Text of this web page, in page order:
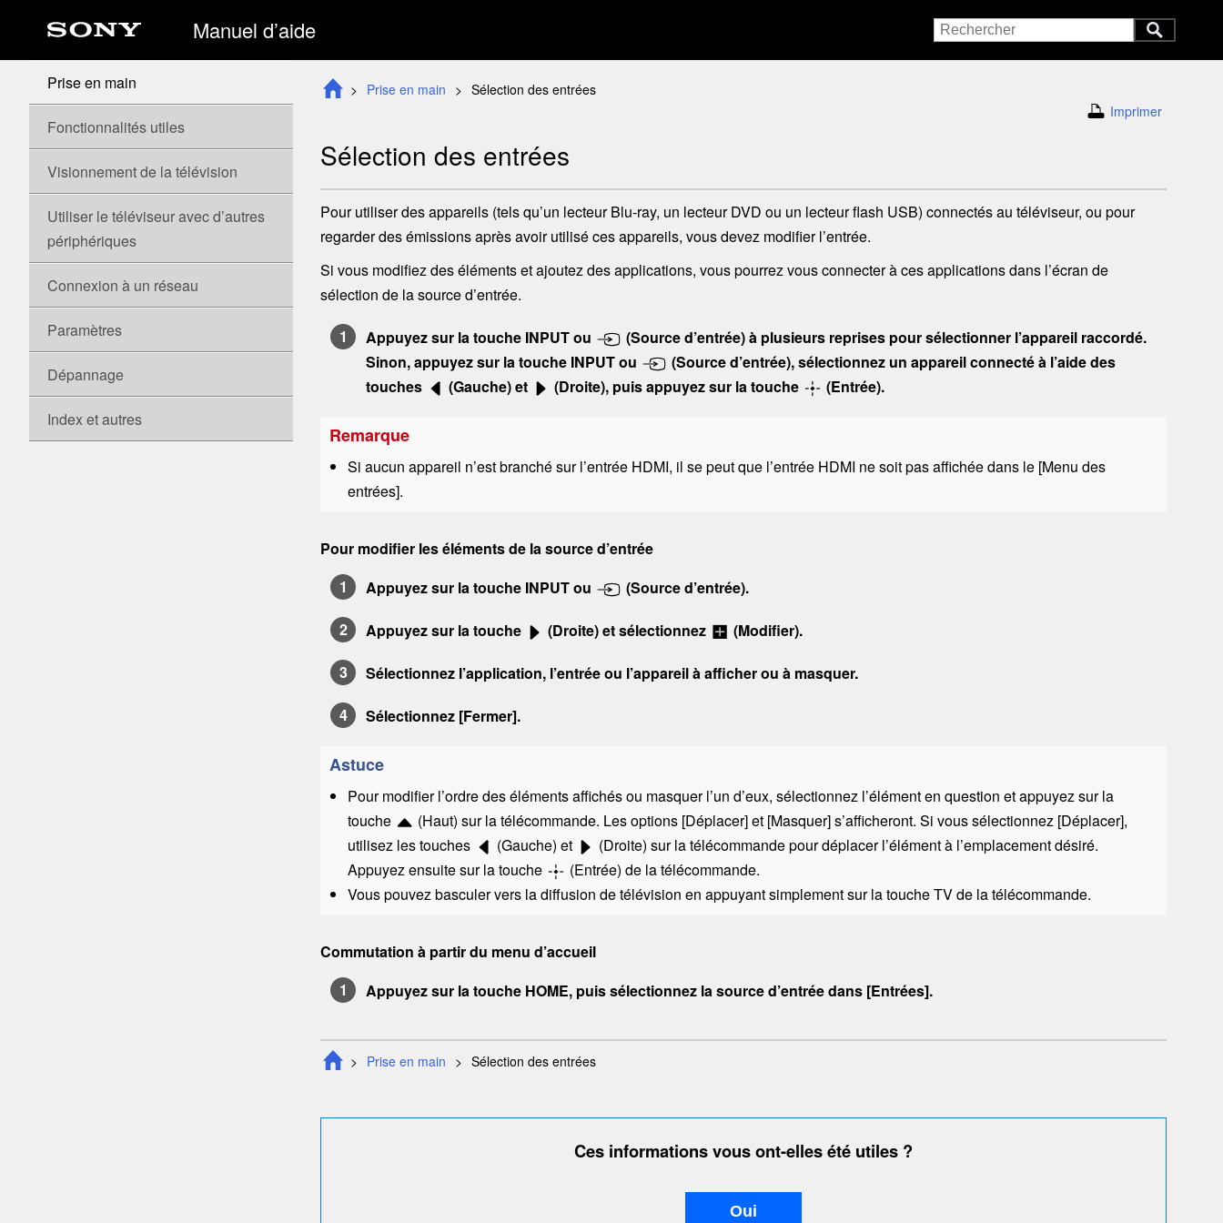
Manuel d’aide
Prise en main
Sélection des entrées
Imprimer
Sélection des entrées
Pour utiliser des appareils (tels qu’un lecteur Blu-ray, un lecteur DVD ou un lecteur flash USB) connectés au téléviseur, ou pour
regarder des émissions après avoir utilisé ces appareils, vous devez modifier l’entrée.
Si vous modifiez des éléments et ajoutez des applications, vous pourrez vous connecter à ces applications dans l’écran de
sélection de la source d’entrée.
Appuyez sur la touche INPUTou (Source d’entrée)à plusieurs reprises pour sélectionner l’appareil raccordé.
Sinon, appuyez sur la touche INPUTou (Source d’entrée), sélectionnez un appareil connecté à l’aide des
touches
(Gauche) et (Droite), puis appuyez sur la touche (Entrée).
Remarque
Si aucun appareil n’est branché sur l’entrée HDMI, il se peut que l’entrée HDMI ne soit pas affichée dans le [Menu des
entrées].
Pour modifier les éléments de la source d’entrée
Appuyez sur la touche INPUTou (Source d’entrée).
Appuyez sur la touche (Droite) et sélectionnez (Modifier).
Sélectionnez l’application, l’entrée ou l’appareil à afficher ou à masquer.
Sélectionnez [Fermer].
Astuce
Pour modifier l’ordre des éléments affichés ou masquer l’un d’eux, sélectionnez l’élément en question et appuyez sur la
touche
(Haut) sur la télécommande. Les options [Déplacer] et [Masquer] s’afficheront. Si vous sélectionnez [Déplacer],
utilisez les touches
(Gauche) et
(Droite) sur la télécommande pour déplacer l’élément à l’emplacement désiré.
Appuyez ensuite sur la touche
(Entrée) de la télécommande.
Vous pouvez basculer vers la diffusion de télévision en appuyant simplement sur la toucheTVde la télécommande.
Commutation à partir du menu d’accueil
Appuyez sur la touche HOME, puis sélectionnez la source d’entrée dans [Entrées].
Prise en main Sélection des entrées
Ces informations vous ont-elles été utiles ?
Prise en main
Fonctionnalités utiles
Visionnement de la télévision
Utiliser le téléviseur avec d’autres
périphériques
Connexion à un réseau
Paramètres
Dépannage
Index et autres